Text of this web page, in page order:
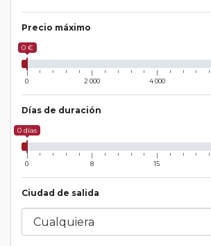
Precio máximo
0 €
0 2 000 4 000
Días de duración
0 días
0 8 15
Ciudad de salida